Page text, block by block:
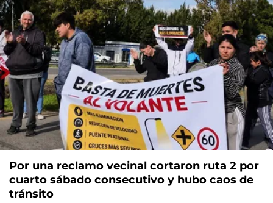
Por una reclamo vecinal cortaron ruta 2 por
cuarto sábado consecutivo y hubo caos de
tránsito